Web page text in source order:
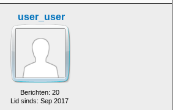
user_user
Berichten: 20
Lid sinds: Sep 2017